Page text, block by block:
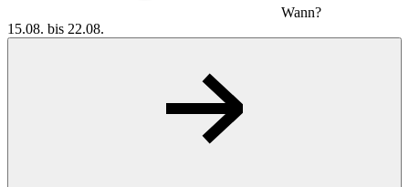
Wann?
15.08. bis 22.08.